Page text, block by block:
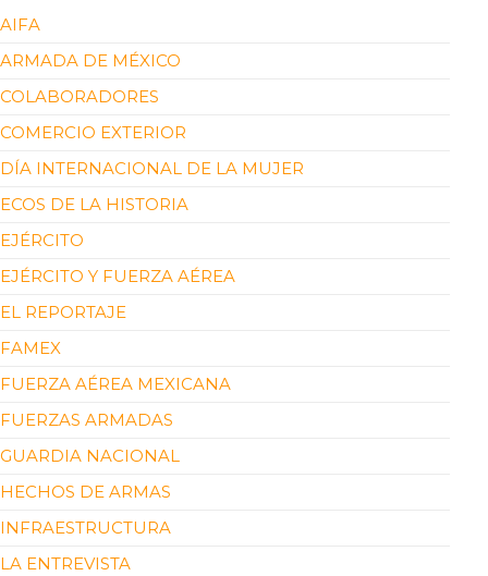
AIFA
ARMADA DE MÉXICO
COLABORADORES
COMERCIO EXTERIOR
DÍA INTERNACIONAL DE LA MUJER
ECOS DE LA HISTORIA
EJÉRCITO
EJÉRCITO Y FUERZA AÉREA
EL REPORTAJE
FAMEX
FUERZA AÉREA MEXICANA
FUERZAS ARMADAS
GUARDIA NACIONAL
HECHOS DE ARMAS
INFRAESTRUCTURA
LA ENTREVISTA